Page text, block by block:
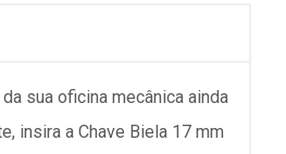
sua oficina mecânica ainda
insira a Chave Biela 17 mm